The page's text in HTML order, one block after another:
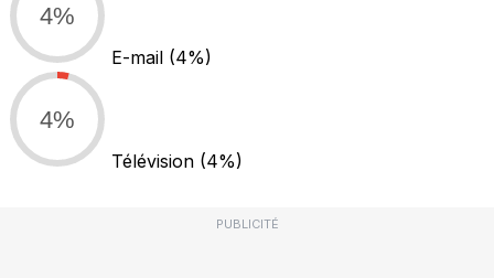
4%
E-mail (4%)
4%
Télévision (4%)
PUBLICITÉ